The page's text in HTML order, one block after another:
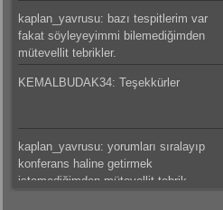
kaplan_yavrusu: bazı tespitlerim var
fakat söyleyeyimmi bilemediğimden
mütevellit tebrikler.
KEMALBUDAK34: Teşekkürler
kaplan_yavrusu: yorumları sıralayıp
konferans haline getirmek
istemediğimden mütevellit tebrik